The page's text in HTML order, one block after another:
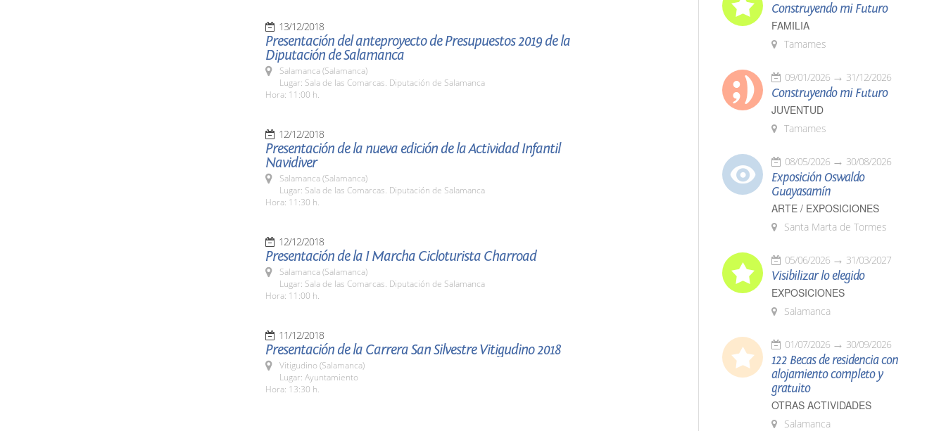
13/12/2018
Presentación del anteproyecto de Presupuestos 2019 de la
Diputación de Salamanca
Salamanca (Salamanca)
Lugar: Sala de las Comarcas. Diputación de Salamanca
Hora: 11:00 h.
12/12/2018
Presentación de la nueva edición de la Actividad Infantil
Navidiver
Salamanca (Salamanca)
Lugar: Sala de las Comarcas. Diputación de Salamanca
Hora: 11:30 h.
12/12/2018
Presentación de la I Marcha Cicloturista Charroad
Salamanca (Salamanca)
Lugar: Sala de las Comarcas. Diputación de Salamanca
Hora: 11:00 h.
11/12/2018
Presentación de la Carrera San Silvestre Vitigudino 2018
Vitigudino (Salamanca)
Lugar: Ayuntamiento
Hora: 13:30 h.
Construyendo mi Futuro
FAMILIA
Tamames
09/01/2026 31/12/2026
Construyendo mi Futuro
JUVENTUD
Tamames
08/05/2026 30/08/2026
Exposición Oswaldo
Guayasamín
ARTE / EXPOSICIONES
Santa Marta de Tormes
05/06/2026 31/03/2027
Visibilizar lo elegido
EXPOSICIONES
Salamanca
01/07/2026 30/09/2026
122 Becas de residencia con
alojamiento completo y
gratuito
OTRAS ACTIVIDADES
Salamanca